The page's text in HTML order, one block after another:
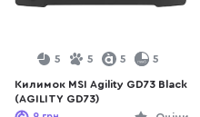
5 5 5 5
Килимок MSI Agility GD73 Black
(AGILITY GD73)